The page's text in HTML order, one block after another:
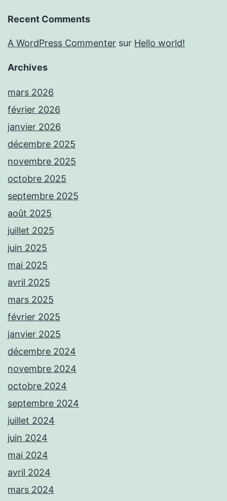
Recent Comments
A WordPress Commenter sur Hello world!
Archives
mars 2026
février 2026
janvier 2026
décembre 2025
novembre 2025
octobre 2025
septembre 2025
août 2025
juillet 2025
juin 2025
mai 2025
avril 2025
mars 2025
février 2025
janvier 2025
décembre 2024
novembre 2024
octobre 2024
septembre 2024
juillet 2024
juin 2024
mai 2024
avril 2024
mars 2024